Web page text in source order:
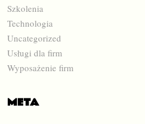
Szkolenia
Technologia
Uncategorized
Usługi dla firm
Wyposażenie firm
META